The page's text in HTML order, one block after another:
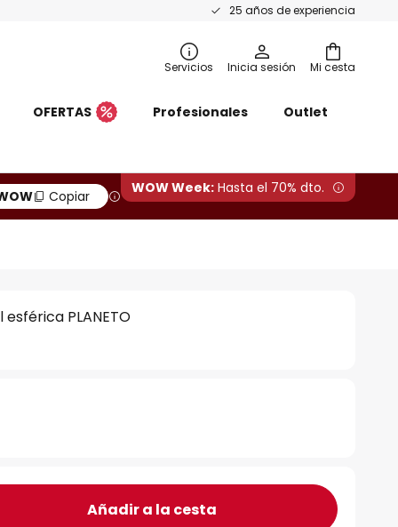
25 años de experiencia
Mi cesta
Servicios Inicia sesión
OFERTAS Profesionales Outlet
Copiar WOW Week: Hasta el 70% dto.
PLANETO
Añadir a la cesta